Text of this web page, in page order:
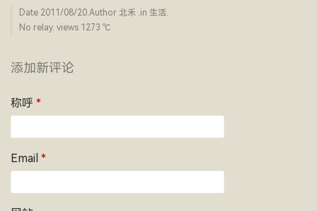
Date 2011/08/20.Author 北禾 .in 生活.
No relay. views 1273 ­℃
添加新评论
称呼 *
Email *